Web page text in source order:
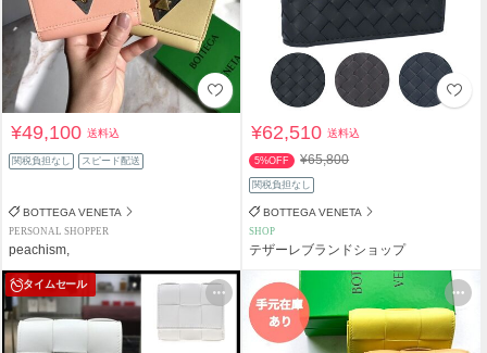
¥49,100送料込
関税負担なし スピード配送
BOTTEGA VENETA
PERSONAL SHOPPER
peachism,
¥62,510送料込
5%OFF ¥65,800
関税負担なし
BOTTEGA VENETA
SHOP
テザーレブランドショップ
タイムセール